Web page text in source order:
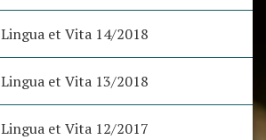
Lingua et Vita 14/2018
Lingua et Vita 13/2018
Lingua et Vita 12/2017